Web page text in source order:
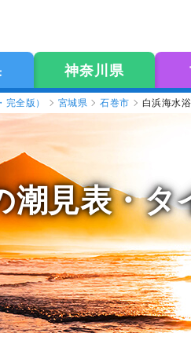
神奈川県
全版） 宮城県 石巻市 白浜海水
潮見表・タ